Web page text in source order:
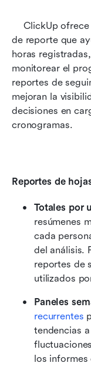
de reporte que
horas
monitorear el
reportes de
mejoran la
decisiones en
cronogramas.
Reportes de
Totales por
resúmenes
cada
del análisis.
reportes de
utilizados
Paneles
recurrentes
tendencias
los